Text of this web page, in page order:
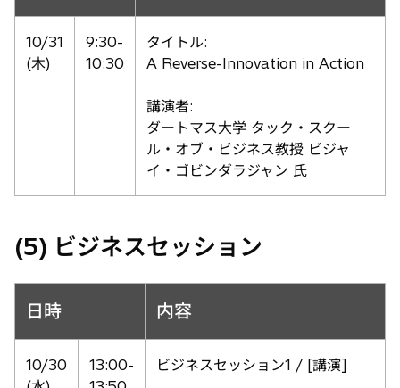
10/31
(木)
9:30-
10:30
タイトル:
A Reverse-Innovation in Action
講演者:
ダートマス大学 タック・スクー
ル・オブ・ビジネス教授 ビジャ
イ・ゴビンダラジャン 氏
(5) ビジネスセッション
日時 内容
10/30
13:00-
ビジネスセッション1 / [講演]